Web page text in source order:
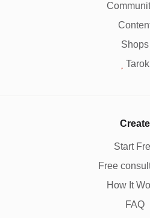
Shops
Tarok
Create
Start
Free
How It
FAQ